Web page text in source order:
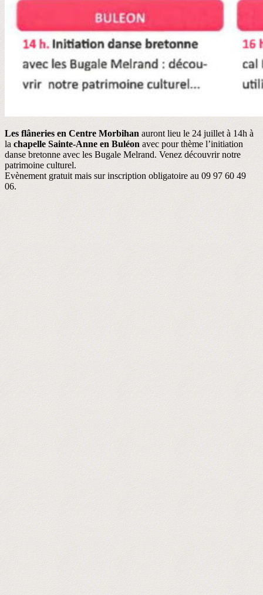
Les flâneries en Centre Morbihan auront lieu le 24 juillet à 14h à
la chapelle Sainte-Anne en Buléon avec pour thème l’initiation
danse bretonne avec les Bugale Melrand. Venez découvrir notre
patrimoine culturel.
Evènement gratuit mais sur inscription obligatoire au 09 97 60 49
06.